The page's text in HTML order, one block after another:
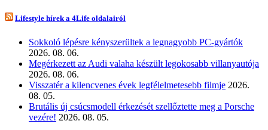
Lifestyle hírek a 4Life oldalairól
Sokkoló lépésre kényszerültek a legnagyobb PC-gyártók
2026. 08. 06.
Megérkezett az Audi valaha készült legokosabb villanyautója
2026. 08. 06.
Visszatér a kilencvenes évek legfélelmetesebb filmje 2026.
08. 05.
Brutális új csúcsmodell érkezését szellőztette meg a Porsche
vezére! 2026. 08. 05.